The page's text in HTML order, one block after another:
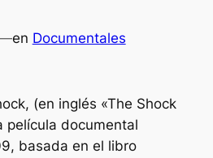
en Documentales
(en inglés «The Shock
película documental
basada en el libro